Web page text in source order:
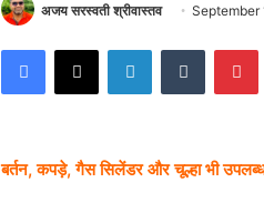
अजय सरस्वती श्रीवास्तव September
Facebook
X LinkedInTumblr
बर्तन, कपड़े, गैस सिलेंडर और चूल्हा भी